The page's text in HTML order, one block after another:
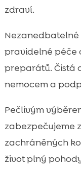
zdraví.
Nezanedbatelné
pravidelné péče
preparátů. Čistá
nemocem a
Pečlivým
zabezpečujeme
zachráněných
život plný